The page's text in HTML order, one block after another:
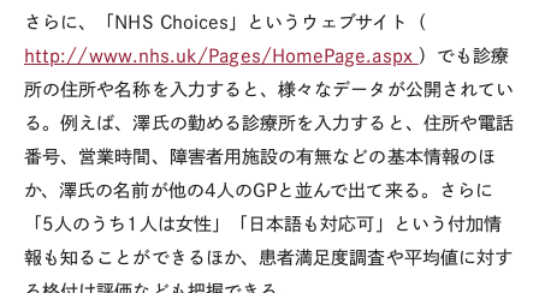
さらに、「NHS Choices」というウェブサイト（
http://www.nhs.uk/Pages/HomePage.aspx ）でも診療
所の住所や名称を入力すると、様々なデータが公開されてい
る。例えば、澤氏の勤める診療所を入力すると、住所や電話
番号、営業時間、障害者用施設の有無などの基本情報のほ
か、澤氏の名前が他の4人のGPと並んで出て来る。さらに
「5人のうち1人は女性」「日本語も対応可」という付加情
報も知ることができるほか、患者満足度調査や平均値に対す